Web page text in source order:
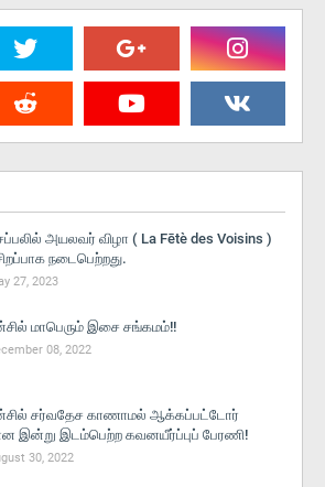
அயலவர் விழா ( La Fētè des Voisins )
நடைபெற்றது.
27, 2023
மாபெரும் இசை சங்கமம்!!
08, 2022
சர்வதேச காணாமல் ஆக்கப்பட்டோர்
இன்று இடம்பெற்ற கவனயீர்ப்புப் பேரணி!
30, 2022